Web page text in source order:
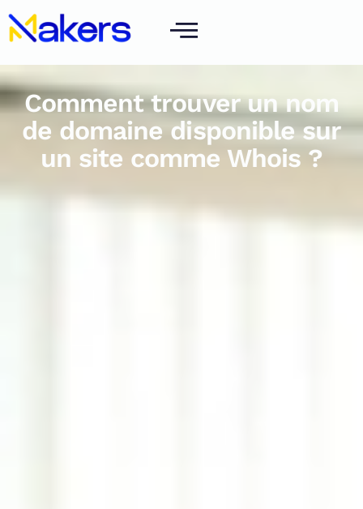
Comment trouver un nom
de domaine disponible sur
un site comme Whois ?